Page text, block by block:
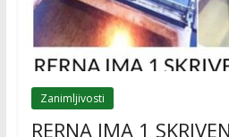
Zanimljivosti
RERNA IMA 1